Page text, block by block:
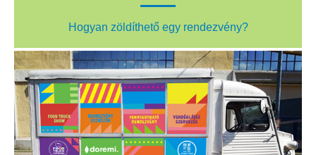
Hogyan zöldíthető egy rendezvény?